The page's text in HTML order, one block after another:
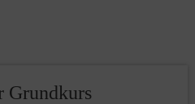
Grundkurs